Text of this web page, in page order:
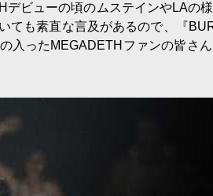
ビューの頃のムステインやLAの
ても素直な言及があるので、『
入ったMEGADETHファンの皆さ